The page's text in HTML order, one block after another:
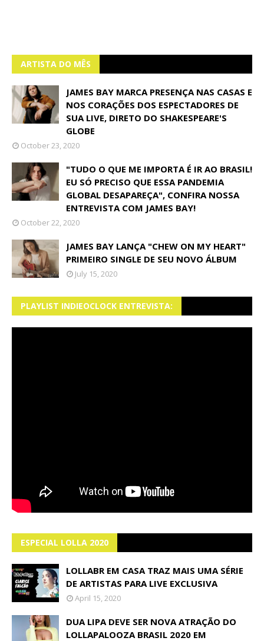
ARTISTA DO MÊS
JAMES BAY MARCA PRESENÇA NAS CASAS E
NOS CORAÇÕES DOS ESPECTADORES DE
SUA LIVE, DIRETO DO SHAKESPEARE'S
GLOBE
October 23, 2020
"TUDO O QUE ME IMPORTA É IR AO BRASIL!
EU SÓ PRECISO QUE ESSA PANDEMIA
GLOBAL DESAPAREÇA", CONFIRA NOSSA
ENTREVISTA COM JAMES BAY!
October 22, 2020
JAMES BAY LANÇA "CHEW ON MY HEART"
PRIMEIRO SINGLE DE SEU NOVO ÁLBUM
July 15, 2020
PLAYLIST INDIEOCLOCK ENTREVISTA:
ESPECIAL LOLLA 2020
LOLLABR EM CASA TRAZ MAIS UMA SÉRIE
DE ARTISTAS PARA LIVE EXCLUSIVA
April 15, 2020
DUA LIPA DEVE SER NOVA ATRAÇÃO DO
LOLLAPALOOZA BRASIL 2020 EM